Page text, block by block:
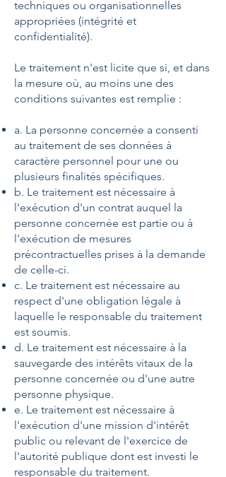
techniques ou organisationnelles
appropriées (intégrité et
confidentialité).
Le traitement n'est licite que si, et dans
la mesure où, au moins une des
conditions suivantes est remplie :
a. La personne concernée a consenti
au traitement de ses données à
caractère personnel pour une ou
plusieurs finalités spécifiques.
b. Le traitement est nécessaire à
l'exécution d'un contrat auquel la
personne concernée est partie ou à
l'exécution de mesures
précontractuelles prises à la demande
de celle-ci.
c. Le traitement est nécessaire au
respect d'une obligation légale à
laquelle le responsable du traitement
est soumis.
d. Le traitement est nécessaire à la
sauvegarde des intérêts vitaux de la
personne concernée ou d'une autre
personne physique.
e. Le traitement est nécessaire à
l'exécution d'une mission d'intérêt
public ou relevant de l'exercice de
l'autorité publique dont est investi le
responsable du traitement.